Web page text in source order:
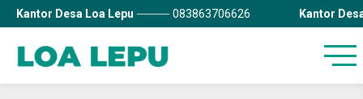
Kantor Desa Loa Lepu 083863706626 Kantor